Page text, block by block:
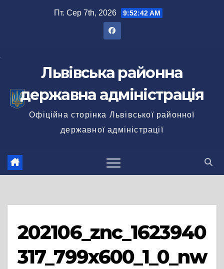
Пт. Сер 7th, 2026 9:52:42 AM
Львівська районна
державна адміністрація
Офіційна сторінка Львівської районної
державної адміністрації
202106_znc_1623940
317_799x600_1_0_nw